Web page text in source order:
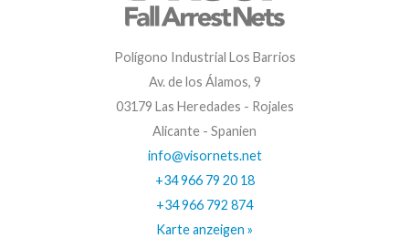
Polígono Industrial Los Barrios
Av. de los Álamos, 9
03179 Las Heredades - Rojales
Alicante - Spanien
info@visornets.net
+34 966 79 20 18
+34 966 792 874
Karte anzeigen »